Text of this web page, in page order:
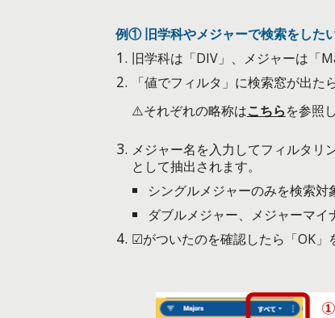
例① 旧学科やメジャーで検索をした
旧学科は 「DIV」、メジャーは「
「値でフィルタ」に検索窓が出
⚠️それぞれの略称はこちらを参照
メジャー名を入力してフィルタリ
として抽出されます。
シングルメジャーのみを検索
ダブルメジャー、メジャーマ
☑がついたのを確認したら「OK」